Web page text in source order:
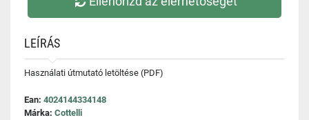
LEÍRÁS
Használati útmutató letöltése (PDF)
Ean: 4024144334148
Márka: Cottelli